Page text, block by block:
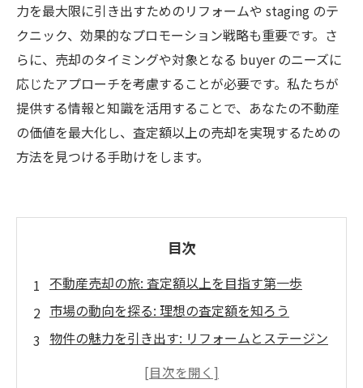
力を最大限に引き出すためのリフォームや staging のテ
クニック、効果的なプロモーション戦略も重要です。さ
らに、売却のタイミングや対象となる buyer のニーズに
応じたアプローチを考慮することが必要です。私たちが
提供する情報と知識を活用することで、あなたの不動産
の価値を最大化し、査定額以上の売却を実現するための
方法を見つける手助けをします。
目次
不動産売却の旅: 査定額以上を目指す第一歩
市場の動向を探る: 理想の査定額を知ろう
物件の魅力を引き出す: リフォームとステージン